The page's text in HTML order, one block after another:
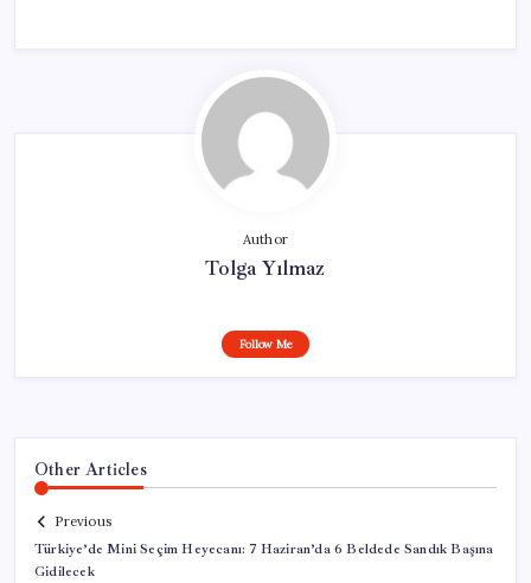
Author
Tolga Yılmaz
Follow Me
Other Articles
Previous
Türkiye’de Mini Seçim Heyecanı: 7 Haziran’da 6 Beldede Sandık Başına
Gidilecek